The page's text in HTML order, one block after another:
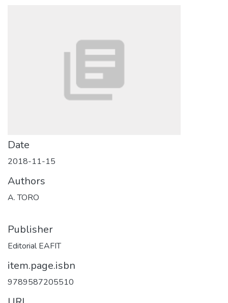
Date
2018-11-15
Authors
A. TORO
Publisher
Editorial EAFIT
item.page.isbn
9789587205510